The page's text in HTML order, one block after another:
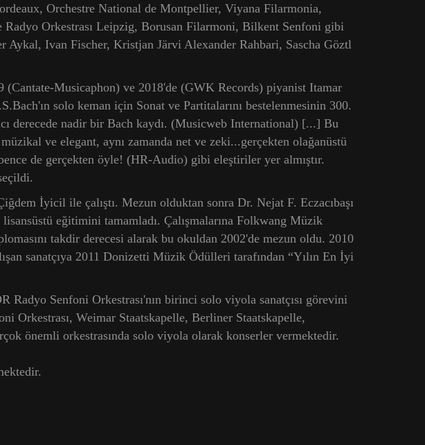
Orchestre National de Montpellier, Viyana Filarmonia,
Orkestrası Leipzig, Borusan Filarmoni, Bilkent Senfoni gibi
Ivan Fischer, Kristjan Järvi Alexander Rahbari, Sascha Göztl
Musicaphon) ve 2018'de (GWK Records) piyanist Itamar
solo keman için Sonat ve Partitalarını bestelenmesinin 300.
derecede nadir bir Bach kaydı. (Musicweb International) [...] Bu
ve elegant, aynı zamanda net ve zeki...gerçekten olağanüstü
de gerçekten öyle! (HR-Audio) gibi eleştiriler yer almıştır.
İyicil ile çalıştı. Mezun olduktan sonra Dr. Nejat F. Eczacıbaşı
eğitimini tamamladı. Çalışmalarına Folkwang Müzik
takdir derecesi alarak bu okuldan 2002'de mezun oldu. 2010
sanatçıya 2011 Donizetti Müzik Ödülleri tarafından “Yılın En İyi
Senfoni Orkestrası'nın birinci solo viyola sanatçısı görevini
Orkestrası, Weimar Staatskapelle, Berliner Staatskapelle,
önemli orkestrasında solo viyola olarak konserler vermektedir.